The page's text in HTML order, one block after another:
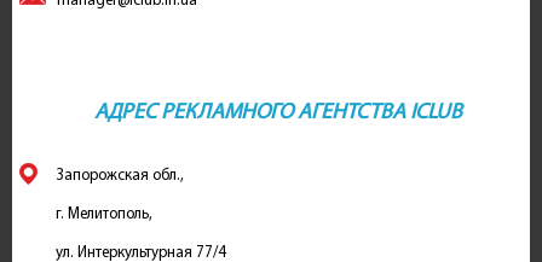
АДРЕС РЕКЛАМНОГО АГЕНТСТВА ICLUB
Запорожская обл.,
г. Мелитополь,
ул. Интеркультурная 77/4